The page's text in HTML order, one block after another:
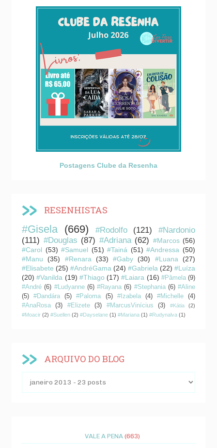
Postagens Clube da Resenha
RESENHISTAS
#Gisela (669) #Rodolfo (121)
#Nardonio
(111) #Douglas (87) #Adriana (62) #Marcos (56)
#Carol (53) #Samuel (51) #Tainá (51) #Andressa (50)
#Manu
(35) #Renara (33) #Gaby (30) #Luana
(27)
#Elisabete (25) #AndréGama (24) #Gabriela (22) #Luíza
(20) #Vanilda (19) #Thiago (17) #Laiara (16) #Pâmela (9)
#André (6) #Ludyanne (6) #Rayana (6) #Stephania (6) #Aline
(5)
#Dandára (5) #Paloma (5) #Izabela (4) #Michelle
(4)
#AnaRosa
(3) #Elizete (3) #MarcusVinícius (3) #Kátia
(2)
#Moacir (2) #Suellen (2) #Dayselane (1) #Mariana (1) #Rudynalva (1)
ARQUIVO DO BLOG
VALE A PENA (663)